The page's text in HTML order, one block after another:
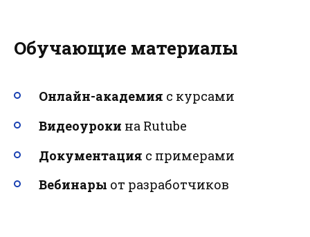
Обучающие материалы
Онлайн-академия с курсами
Видеоуроки на Rutube
Документация с примерами
Вебинары от разработчиков